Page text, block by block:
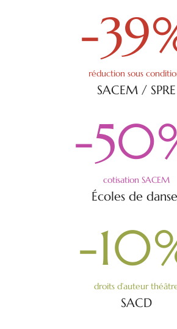
-39
réduction sous
SACEM / SPRE
-50
cotisation SACEM
Écoles de
-10
droits d’auteur
SACD